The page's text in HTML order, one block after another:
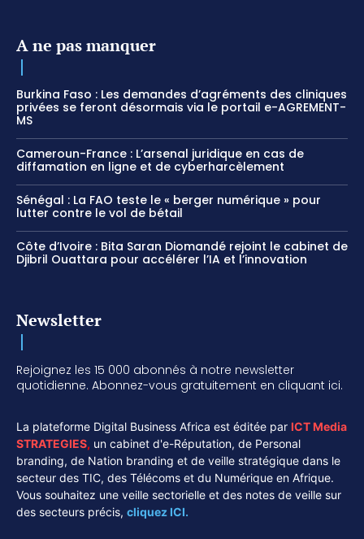
A ne pas manquer
Burkina Faso : Les demandes d’agréments des cliniques
privées se feront désormais via le portail e-AGREMENT-
MS
Cameroun-France : L’arsenal juridique en cas de
diffamation en ligne et de cyberharcèlement
Sénégal : La FAO teste le « berger numérique » pour
lutter contre le vol de bétail
Côte d’Ivoire : Bita Saran Diomandé rejoint le cabinet de
Djibril Ouattara pour accélérer l’IA et l’innovation
Newsletter
Rejoignez les 15 000 abonnés à notre newsletter
quotidienne. Abonnez-vous gratuitement en cliquant ici.
La plateforme Digital Business Africa est éditée par ICT Media
STRATEGIES, un cabinet d'e-Réputation, de Personal
branding, de Nation branding et de veille stratégique dans le
secteur des TIC, des Télécoms et du Numérique en Afrique.
Vous souhaitez une veille sectorielle et des notes de veille sur
des secteurs précis, cliquez ICI.